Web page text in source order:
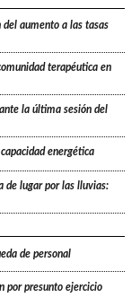
del aumento a las tasas
terapéutica en
la última sesión del
energética
de lugar por las lluvias:
de personal
por presunto ejercicio